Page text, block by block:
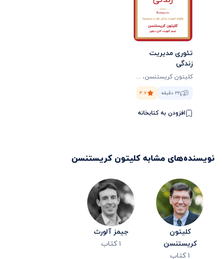
تئوری مدیریت
زندگی
کلیتون کریستنسن، جیمز آلورث
۲۲ دقیقه ۳.۷
افزودن به کتابخانه
نویسنده‌های مشابه کلیتون کریستنسن
کلیتون
کریستنسن
۱ کتاب
جیمز آلورث
۱ کتاب